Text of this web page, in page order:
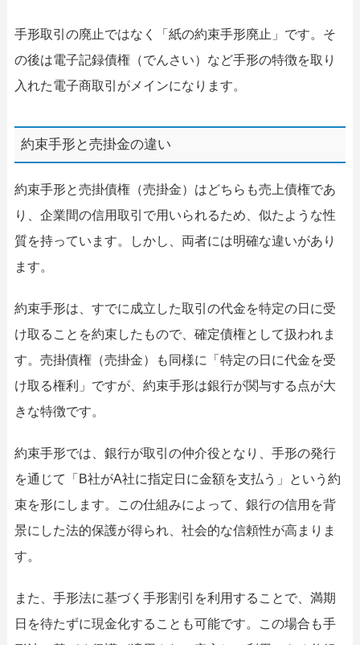
手形取引の廃止ではなく「紙の約束手形廃止」です。そ
の後は電子記録債権（でんさい）など手形の特徴を取り
入れた電子商取引がメインになります。
約束手形と売掛金の違い
約束手形と売掛債権（売掛金）はどちらも売上債権であ
り、企業間の信用取引で用いられるため、似たような性
質を持っています。しかし、両者には明確な違いがあり
ます。
約束手形は、すでに成立した取引の代金を特定の日に受
け取ることを約束したもので、確定債権として扱われま
す。売掛債権（売掛金）も同様に「特定の日に代金を受
け取る権利」ですが、約束手形は銀行が関与する点が大
きな特徴です。
約束手形では、銀行が取引の仲介役となり、手形の発行
を通じて「B社がA社に指定日に金額を支払う」という約
束を形にします。この仕組みによって、銀行の信用を背
景にした法的保護が得られ、社会的な信頼性が高まりま
す。
また、手形法に基づく手形割引を利用することで、満期
日を待たずに現金化することも可能です。この場合も手